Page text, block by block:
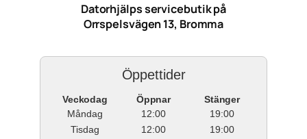
Datorhjälps servicebutik på
Orrspelsvägen 13, Bromma
Öppettider
Veckodag Öppnar
Stänger
Måndag
12:00
19:00
Tisdag
12:00
19:00